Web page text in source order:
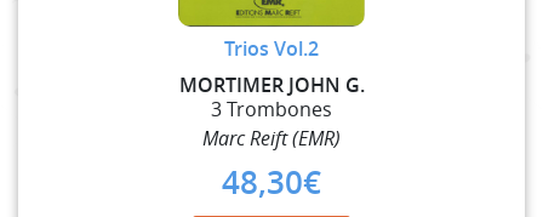
Trios Vol.2
MORTIMER JOHN G.
3 Trombones
Marc Reift (EMR)
48,30€